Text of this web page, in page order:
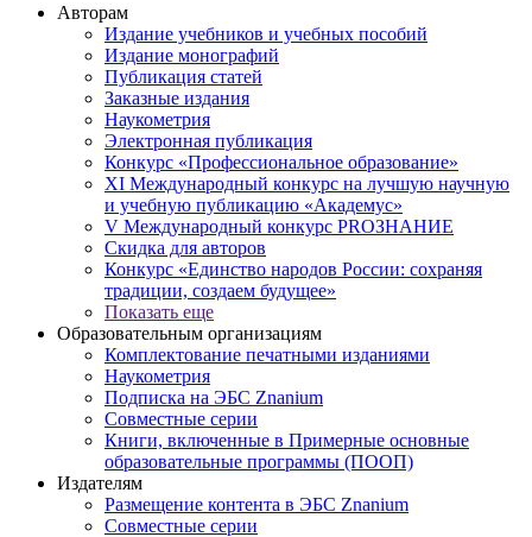
Авторам
Издание учебников и учебных пособий
Издание монографий
Публикация статей
Заказные издания
Наукометрия
Электронная публикация
Конкурс «Профессиональное образование»
XI Международный конкурс на лучшую научную
и учебную публикацию «Академус»
V Международный конкурс PROЗНАНИЕ
Скидка для авторов
Конкурс «Единство народов России: сохраняя
традиции, создаем будущее»
Показать еще
Образовательным организациям
Комплектование печатными изданиями
Наукометрия
Подписка на ЭБС Znanium
Совместные серии
Книги, включенные в Примерные основные
образовательные программы (ПООП)
Издателям
Размещение контента в ЭБС Znanium
Совместные серии